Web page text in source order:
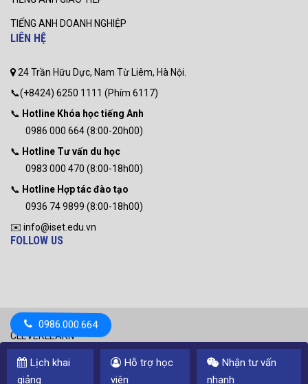
TIẾNG ANH DOANH NGHIỆP
LIÊN HỆ
24 Trần Hữu Dực, Nam Từ Liêm, Hà Nội.
📞(+8424) 6250 1111 (Phím 6117)
📞 Hotline Khóa học tiếng Anh
0986 000 664 (8:00-20h00)
📞 Hotline Tư vấn du học
0983 000 470 (8:00-18h00)
📞 Hotline Hợp tác đào tạo
0936 74 9899 (8:00-18h00)
✉️ info@iset.edu.vn
FOLLOW US
CLEVERLEARN
Copyright © 2011 CLEVERLEARN English Language center. All
rights reserved.
0986.000.664
Lịch khai
giảng
Hỗ trợ học
viên
Nhận tư vấn
nhanh